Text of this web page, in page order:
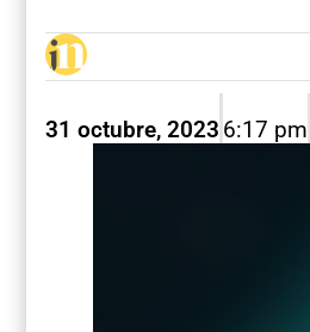
31 octubre, 2023 6:17 pm